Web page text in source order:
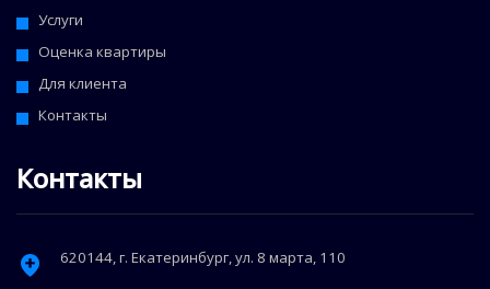
Услуги
Оценка квартиры
Для клиента
Контакты
Контакты
620144, г. Екатеринбург,ул. 8 марта, 110